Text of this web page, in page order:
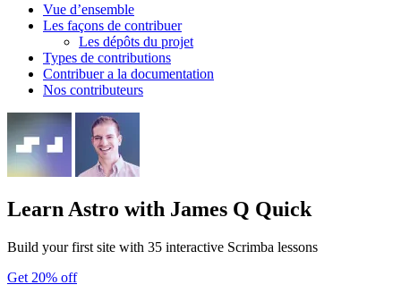
Vue d’ensemble
Les façons de contribuer
Les dépôts du projet
Types de contributions
Contribuer a la documentation
Nos contributeurs
Learn Astro with James Q Quick
Build your first site with 35 interactive Scrimba lessons
Get 20% off